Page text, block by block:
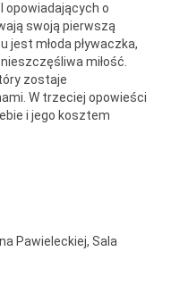
opowiadających o
swoją pierwszą
jest młoda pływaczka,
miłość.
zostaje
W trzeciej opowieści
i jego kosztem
Pawieleckiej, Sala